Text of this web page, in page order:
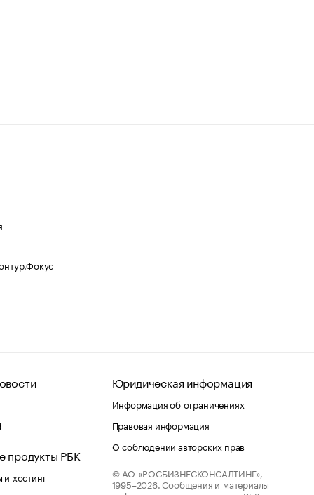
продукты РБК
хостинг
Юридическая информация
Информация об ограничениях
Правовая информация
О соблюдении авторских прав
© АО «РОСБИЗНЕСКОНСАЛТИНГ»,
1995–2026. Сообщения и материалы